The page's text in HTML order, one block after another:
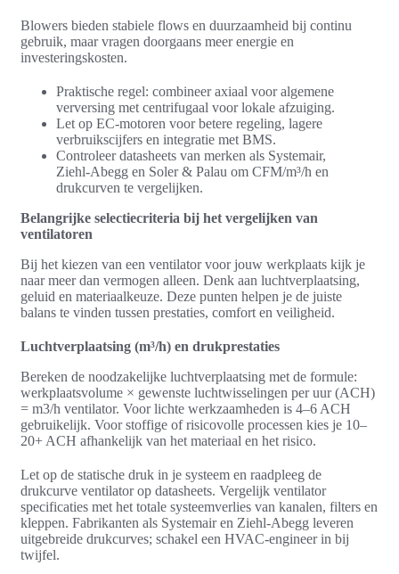
Blowers bieden stabiele flows en duurzaamheid bij continu
gebruik, maar vragen doorgaans meer energie en
investeringskosten.
Praktische regel: combineer axiaal voor algemene
verversing met centrifugaal voor lokale afzuiging.
Let op EC-motoren voor betere regeling, lagere
verbruikscijfers en integratie met BMS.
Controleer datasheets van merken als Systemair,
Ziehl‑Abegg en Soler & Palau om CFM/m³/h en
drukcurven te vergelijken.
Belangrijke selectiecriteria bij het vergelijken van
ventilatoren
Bij het kiezen van een ventilator voor jouw werkplaats kijk je
naar meer dan vermogen alleen. Denk aan luchtverplaatsing,
geluid en materiaalkeuze. Deze punten helpen je de juiste
balans te vinden tussen prestaties, comfort en veiligheid.
Luchtverplaatsing (m³/h) en drukprestaties
Bereken de noodzakelijke luchtverplaatsing met de formule:
werkplaatsvolume × gewenste luchtwisselingen per uur (ACH)
= m3/h ventilator. Voor lichte werkzaamheden is 4–6 ACH
gebruikelijk. Voor stoffige of risicovolle processen kies je 10–
20+ ACH afhankelijk van het materiaal en het risico.
Let op de statische druk in je systeem en raadpleeg de
drukcurve ventilator op datasheets. Vergelijk ventilator
specificaties met het totale systeemverlies van kanalen, filters en
kleppen. Fabrikanten als Systemair en Ziehl‑Abegg leveren
uitgebreide drukcurves; schakel een HVAC‑engineer in bij
twijfel.